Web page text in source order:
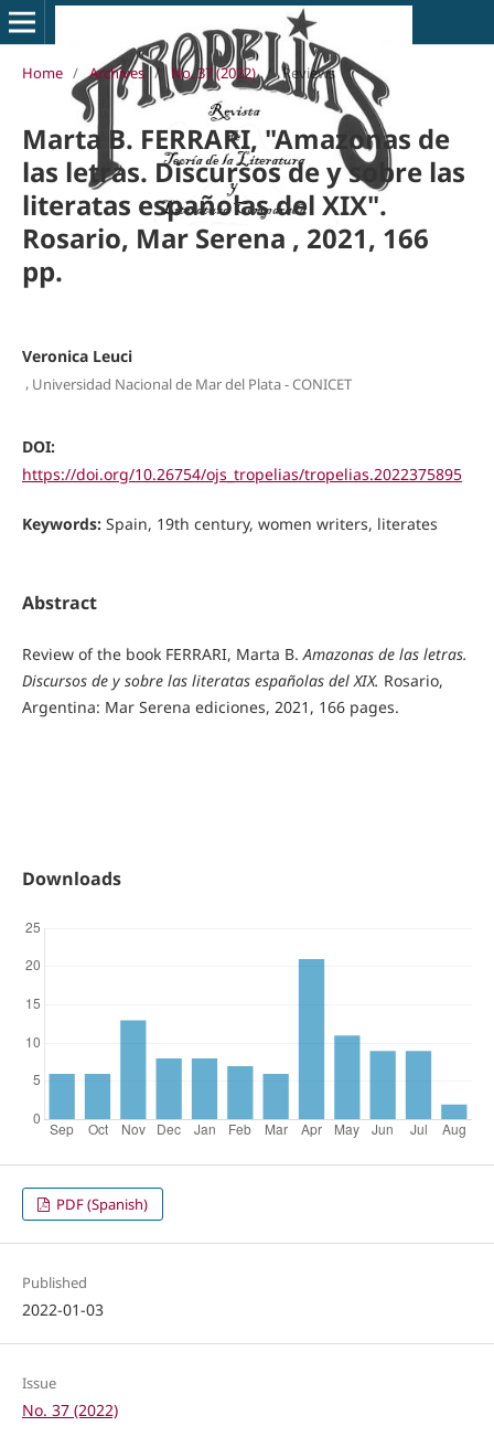
Home / Archives / No. 37 (2022) / Reviews
Marta B. FERRARI, "Amazonas de
las letras. Discursos de y sobre las
literatas españolas del XIX".
Rosario, Mar Serena , 2021, 166
pp.
Veronica Leuci
, Universidad Nacional de Mar del Plata - CONICET
DOI:
https://doi.org/10.26754/ojs_tropelias/tropelias.2022375895
Keywords: Spain, 19th century, women writers, literates
Abstract
Review of the book FERRARI, Marta B. Amazonas de las letras.
Discursos de y sobre las literatas españolas del XIX. Rosario,
Argentina: Mar Serena ediciones, 2021, 166 pages.
Downloads
PDF (Spanish)
Published
2022-01-03
Issue
No. 37 (2022)